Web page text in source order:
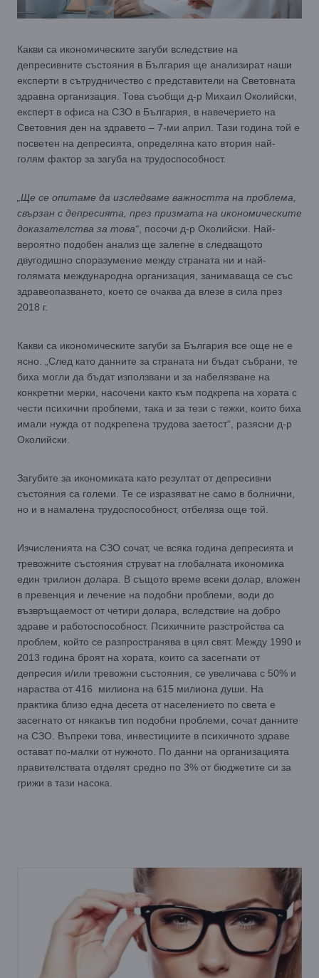
Какви са икономическите загуби вследствие на
депресивните състояния в България ще анализират наши
експерти в сътрудничество с представители на Световната
здравна организация. Това съобщи д-р Михаил Околийски,
експерт в офиса на СЗО в България, в навечерието на
Световния ден на здравето – 7-ми април. Тази година той е
посветен на депресията, определяна като втория най-
голям фактор за загуба на трудоспособност.
„Ще се опитаме да изследваме важността на проблема,
свързан с депресията, през призмата на икономическите
доказателства за това“, посочи д-р Околийски. Най-
вероятно подобен анализ ще залегне в следващото
двугодишно споразумение между страната ни и най-
голямата международна организация, занимаваща се със
здравеопазването, което се очаква да влезе в сила през
2018 г.
Какви са икономическите загуби за България все още не е
ясно. „След като данните за страната ни бъдат събрани, те
биха могли да бъдат използвани и за набелязване на
конкретни мерки, насочени както към подкрепа на хората с
чести психични проблеми, така и за тези с тежки, които биха
имали нужда от подкрепена трудова заетост“, разясни д-р
Околийски.
Загубите за икономиката като резултат от депресивни
състояния са големи. Те се изразяват не само в болнични,
но и в намалена трудоспособност, отбеляза още той.
Изчисленията на СЗО сочат, че всяка година депресията и
тревожните състояния струват на глобалната икономика
един трилион долара. В същото време всеки долар, вложен
в превенция и лечение на подобни проблеми, води до
възвръщаемост от четири долара, вследствие на добро
здраве и работоспособност. Психичните разстройства са
проблем, който се разпространява в цял свят. Между 1990 и
2013 година броят на хората, които са засегнати от
депресия и/или тревожни състояния, се увеличава с 50% и
нараства от 416 милиона на 615 милиона души. На
практика близо една десета от населението по света е
засегнато от някакъв тип подобни проблеми, сочат данните
на СЗО. Въпреки това, инвестициите в психичното здраве
остават по-малки от нужното. По данни на организацията
правителствата отделят средно по 3% от бюджетите си за
грижи в тази насока.